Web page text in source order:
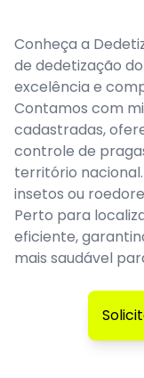
Conheça a
de dedetização
excelência e
Contamos com
cadastradas,
controle de
território
insetos ou
Perto para
eficiente,
mais saudável